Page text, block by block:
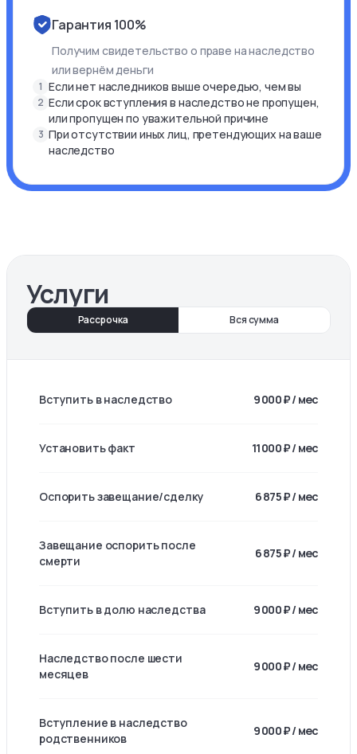
Гарантия 100%
Получим свидетельство о праве на наследство
или вернём деньги
1 Если нет наследников выше очередью, чем вы
2 Если срок вступления в наследство не пропущен,
или пропущен по уважительной причине
3 При отсутствии иных лиц, претендующих на ваше
наследство
Услуги
Рассрочка Вся сумма
Вступить в наследство 9 000 ₽ / мес
Установить факт 11 000 ₽ / мес
Оспорить завещание/сделку 6 875 ₽ / мес
Завещание оспорить после
смерти
6 875 ₽ / мес
Вступить в долю наследства 9 000 ₽ / мес
Наследство после шести
месяцев
9 000 ₽ / мес
Вступление в наследство
родственников
9 000 ₽ / мес